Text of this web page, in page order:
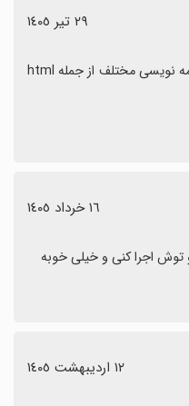
٢٩ تیر ١٤٠٥
١٦ خرداد ١٤٠٥
توش اجرا کنی و خیلی خوبه
١٢ اردیبهشت ١٤٠٥